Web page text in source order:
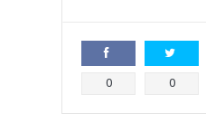
Compartir
0 Compartir
0